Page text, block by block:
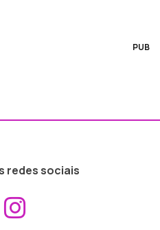
PUB
redes sociais
Aceder ao